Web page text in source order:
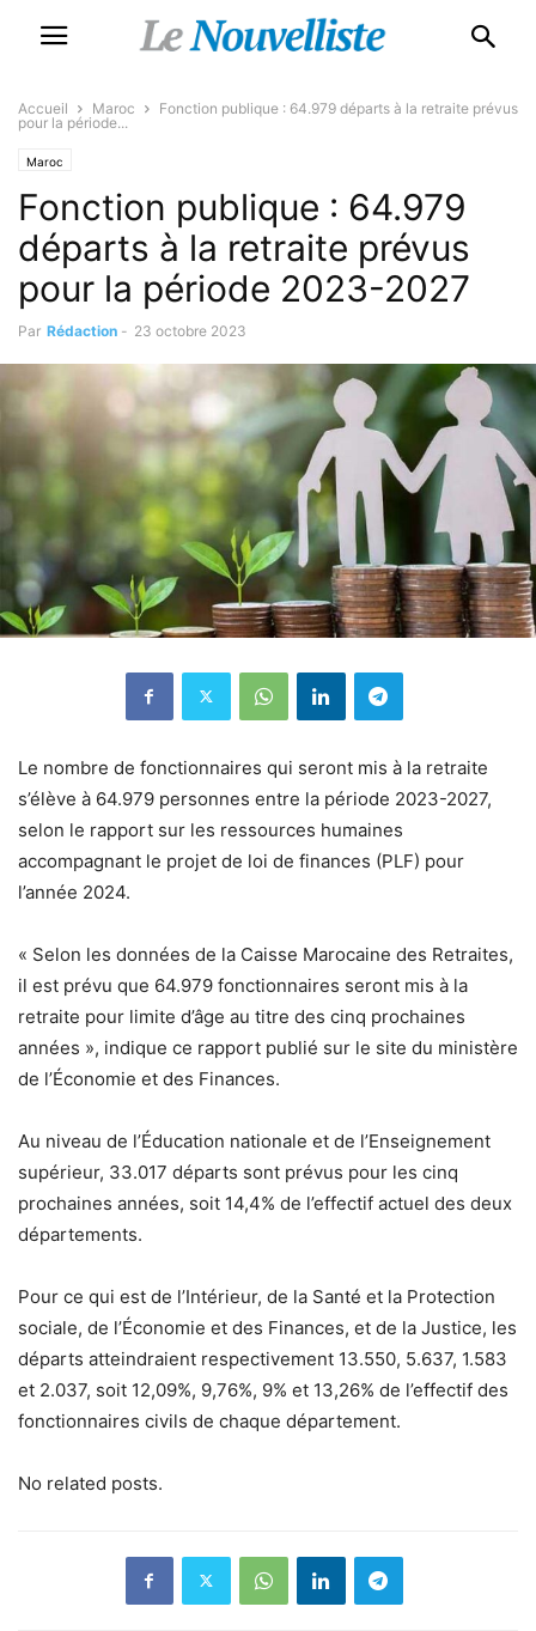
Accueil Maroc
Fonction publique : 64.979 départs à la retraite prévus
pour la période...
Maroc
Fonction publique : 64.979
départs à la retraite prévus
pour la période 2023-2027
Par Rédaction - 23 octobre 2023
Le nombre de fonctionnaires qui seront mis à la retraite
s’élève à 64.979 personnes entre la période 2023-2027,
selon le rapport sur les ressources humaines
accompagnant le projet de loi de finances (PLF) pour
l’année 2024.
« Selon les données de la Caisse Marocaine des Retraites,
il est prévu que 64.979 fonctionnaires seront mis à la
retraite pour limite d’âge au titre des cinq prochaines
années », indique ce rapport publié sur le site du ministère
de l’Économie et des Finances.
Au niveau de l’Éducation nationale et de l’Enseignement
supérieur, 33.017 départs sont prévus pour les cinq
prochaines années, soit 14,4% de l’effectif actuel des deux
départements.
Pour ce qui est de l’Intérieur, de la Santé et la Protection
sociale, de l’Économie et des Finances, et de la Justice, les
départs atteindraient respectivement 13.550, 5.637, 1.583
et 2.037, soit 12,09%, 9,76%, 9% et 13,26% de l’effectif des
fonctionnaires civils de chaque département.
No related posts.